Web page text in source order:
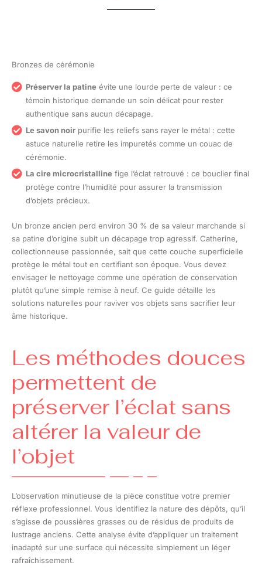
Bronzes de cérémonie
Préserver la patine évite une lourde perte de valeur : ce
témoin historique demande un soin délicat pour rester
authentique sans aucun décapage.
Le savon noir purifie les reliefs sans rayer le métal : cette
astuce naturelle retire les impuretés comme un couac de
cérémonie.
La cire microcristalline fige l’éclat retrouvé : ce bouclier final
protège contre l’humidité pour assurer la transmission
d’objets précieux.
Un bronze ancien perd environ 30 % de sa valeur marchande si
sa patine d’origine subit un décapage trop agressif. Catherine,
collectionneuse passionnée, sait que cette couche superficielle
protège le métal tout en certifiant son époque. Vous devez
envisager le nettoyage comme une opération de conservation
plutôt qu’une simple remise à neuf. Ce guide détaille les
solutions naturelles pour raviver vos objets sans sacrifier leur
âme historique.
Les méthodes douces
permettent de
préserver l’éclat sans
altérer la valeur de
l’objet
L’observation minutieuse de la pièce constitue votre premier
réflexe professionnel. Vous identifiez la nature des dépôts, qu’il
s’agisse de poussières grasses ou de résidus de produits de
lustrage anciens. Cette analyse évite d’appliquer un traitement
inadapté sur une surface qui nécessite simplement un léger
rafraîchissement.